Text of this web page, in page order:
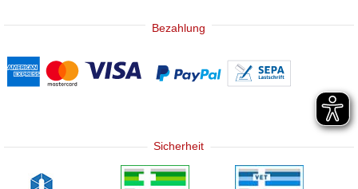
Bezahlung
Sicherheit